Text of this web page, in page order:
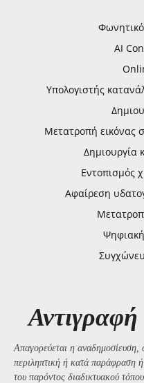
AI
Υπολογιστής
Μετατροπή εικόνας
Δημιουργία
Εντοπισμός
Αφαίρεση
Αντιγραφή
Απαγορεύεται η
περιληπτική ή κατά παράφραση
του παρόντος διαδικτυακού